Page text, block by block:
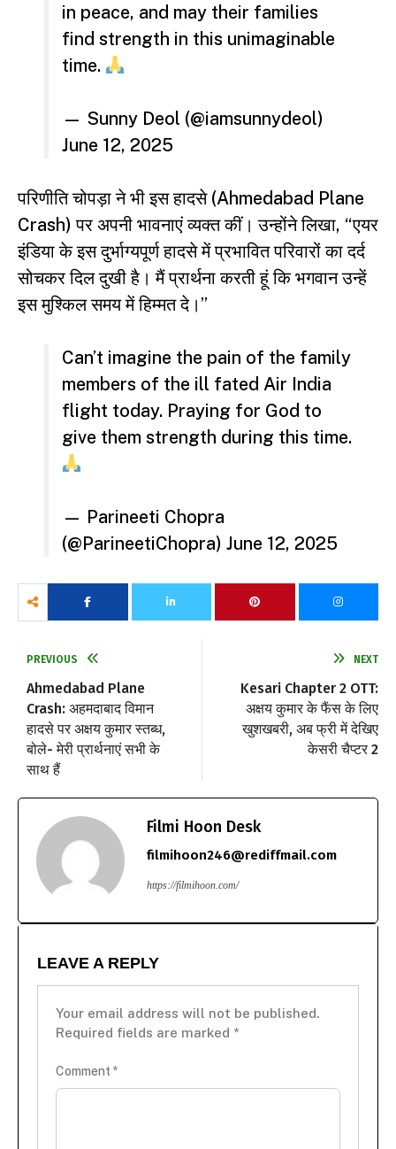
in peace, and may their families
find strength in this unimaginable
time.
— Sunny Deol (@iamsunnydeol)
June 12, 2025
परिणीति चोपड़ा ने भी इस हादसे (Ahmedabad Plane
Crash) पर अपनी भावनाएं व्यक्त कीं। उन्होंने लिखा, “एयर
इंडिया के इस दुर्भाग्यपूर्ण हादसे में प्रभावित परिवारों का दर्द
सोचकर दिल दुखी है। मैं प्रार्थना करती हूं कि भगवान उन्हें
इस मुश्किल समय में हिम्मत दे।”
Can’t imagine the pain of the family
members of the ill fated Air India
flight today. Praying for God to
give them strength during this time.
— Parineeti Chopra
(@ParineetiChopra) June 12, 2025
PREVIOUS
Ahmedabad Plane
Crash: अहमदाबाद विमान
हादसे पर अक्षय कुमार स्तब्ध,
बोले- मेरी प्रार्थनाएं सभी के
साथ हैं
NEXT
Kesari Chapter 2 OTT:
अक्षय कुमार के फैंस के लिए
खुशखबरी, अब फ्री में देखिए
केसरी चैप्टर 2
Filmi Hoon Desk
filmihoon246@rediffmail.com
https://filmihoon.com/
LEAVE A REPLY
Your email address will not be published.
Required fields are marked *
Comment *